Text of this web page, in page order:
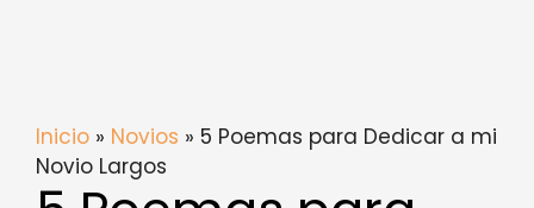
Inicio » Novios » 5 Poemas para Dedicar a mi
Novio Largos